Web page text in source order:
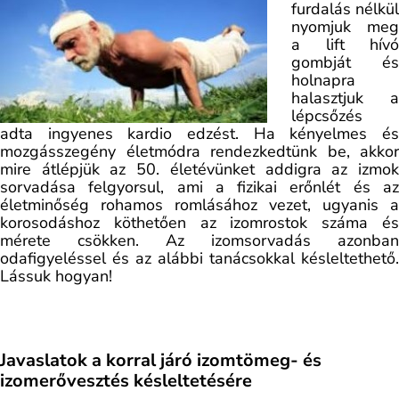
furdalás nélkül
nyomjuk meg
a lift hívó
gombját és
holnapra
halasztjuk a
lépcsőzés
adta ingyenes kardio edzést. Ha kényelmes és
mozgásszegény életmódra rendezkedtünk be, akkor
mire átlépjük az 50. életévünket addigra az izmok
sorvadása felgyorsul, ami a fizikai erőnlét és az
életminőség rohamos romlásához vezet, ugyanis a
korosodáshoz köthetően az izomrostok száma és
mérete csökken. Az izomsorvadás azonban
odafigyeléssel és az alábbi tanácsokkal késleltethető.
Lássuk hogyan!
Javaslatok a korral járó izomtömeg- és
izomerővesztés késleltetésére